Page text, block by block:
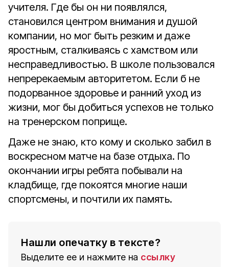
учителя. Где бы он ни появлялся,
становился центром внимания и душой
компании, но мог быть резким и даже
яростным, сталкиваясь с хамством или
несправедливостью. В школе пользовался
непререкаемым авторитетом. Если б не
подорванное здоровье и ранний уход из
жизни, мог бы добиться успехов не только
на тренерском поприще.
Даже не знаю, кто кому и сколько забил в
воскресном матче на базе отдыха. По
окончании игры ребята побывали на
кладбище, где покоятся многие наши
спортсмены, и почтили их память.
Нашли опечатку в тексте?
Выделите ее и нажмите на ссылку